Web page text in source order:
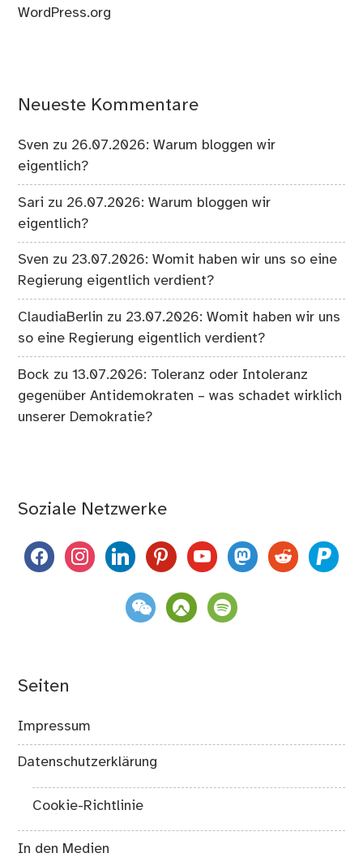
WordPress.org
Neueste Kommentare
Sven zu 26.07.2026: Warum bloggen wir
eigentlich?
Sari zu 26.07.2026: Warum bloggen wir
eigentlich?
Sven zu 23.07.2026: Womit haben wir uns so eine
Regierung eigentlich verdient?
ClaudiaBerlin zu 23.07.2026: Womit haben wir uns
so eine Regierung eigentlich verdient?
Bock zu13.07.2026: Toleranz oder Intoleranz
gegenüber Antidemokraten – was schadet wirklich
unserer Demokratie?
Soziale Netzwerke
facebookinstagramlinkedinpinterestyoutubemastodon
reddit paypal
weixin komootspotify
Seiten
Impressum
Datenschutzerklärung
Cookie-Richtlinie
In den Medien